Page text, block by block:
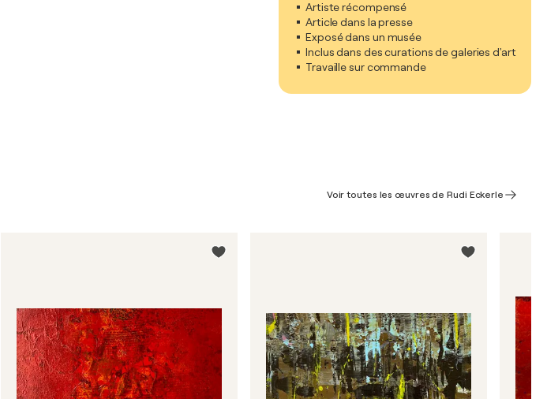
Artiste récompensé
Article dans la presse
Exposé dans un musée
Inclus dans des curations de galeries d'art
Travaille sur commande
Voir toutes les œuvres de Rudi Eckerle